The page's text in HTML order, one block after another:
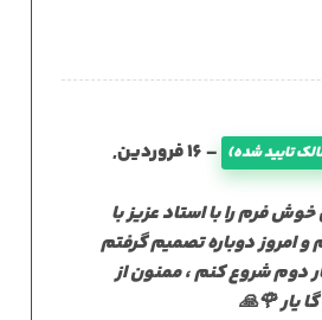
تایید شده) –
16 فروردین,
فرم را با استاد عزیز با
امروز دوباره تصمیم گرفتم
دوم شروع کنم ، ممنون از
یار 🌹🙏